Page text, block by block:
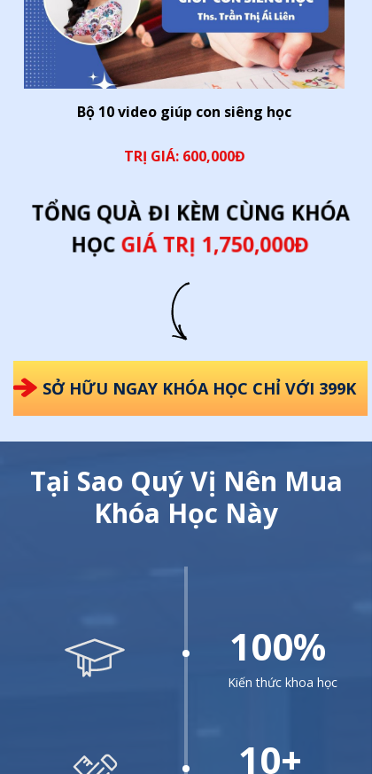
Bộ 10 video giúp con siêng học
TRỊ GIÁ: 600,000Đ
TỔNG QUÀ ĐI KÈM CÙNG KHÓA
HỌCGIÁ TRỊ 1,750,000Đ
SỞ HỮU NGAY KHÓA HỌC CHỈ VỚI 399K
100%
Kiến thức khoa học
10+
Tại Sao Quý Vị Nên Mua
Khóa Học Này